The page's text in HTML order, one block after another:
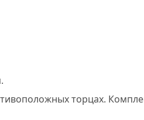
торцах.